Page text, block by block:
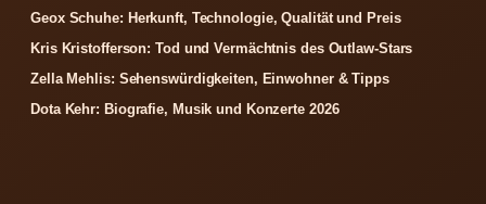
Geox Schuhe: Herkunft, Technologie, Qualität und Preis
Kris Kristofferson: Tod und Vermächtnis des Outlaw-Stars
Zella Mehlis: Sehenswürdigkeiten, Einwohner & Tipps
Dota Kehr: Biografie, Musik und Konzerte 2026